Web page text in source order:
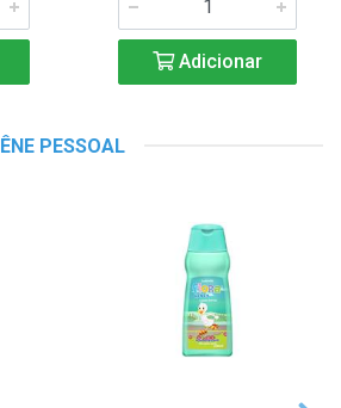
Adicionar
PESSOAL